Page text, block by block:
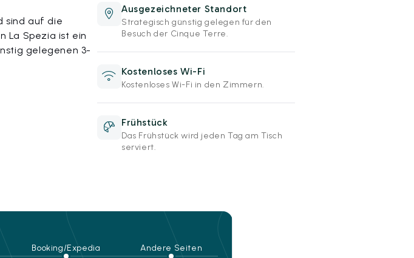
sind auf die
La Spezia ist ein
gelegenen 3-
Ausgezeichneter Standort
Strategisch günstig gelegen für den
Besuch der Cinque Terre.
Kostenloses Wi-Fi
Kostenloses Wi-Fi in den Zimmern.
Frühstück
Das Frühstück wird jeden Tag am Tisch
serviert.
Booking/Expedia
Andere Seiten